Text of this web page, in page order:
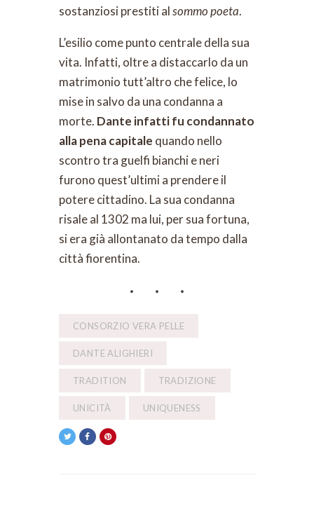
sostanziosi prestiti alsommo poeta.
L’esilio come punto centrale della sua
vita. Infatti, oltre a distaccarlo da un
matrimonio tutt’altro che felice, lo
mise in salvo da una condanna a
morte. Dante infatti fu condannato
alla pena capitale quando nello
scontro tra guelfi bianchi e neri
furono quest’ultimi a prendere il
potere cittadino. La sua condanna
risale al 1302 ma lui, per sua fortuna,
si era già allontanato da tempo dalla
città fiorentina.
CONSORZIO VERA PELLE
DANTE ALIGHIERI
TRADITION TRADIZIONE
UNICITÀ UNIQUENESS